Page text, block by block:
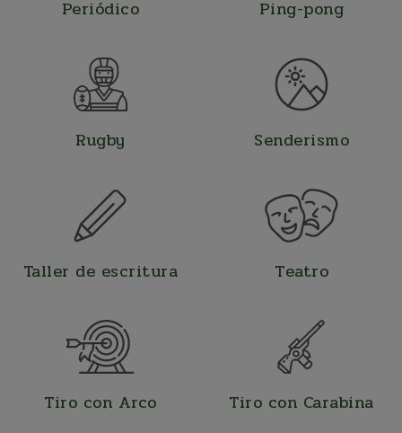
Periódico Ping-pong
Rugby Senderismo
Taller de escritura Teatro
Tiro con Arco Tiro con Carabina